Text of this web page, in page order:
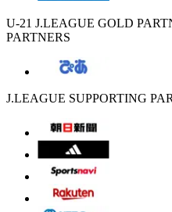
U-21 J.LEAGUE GOLD
PARTNERS
J.LEAGUE SUPPORTING